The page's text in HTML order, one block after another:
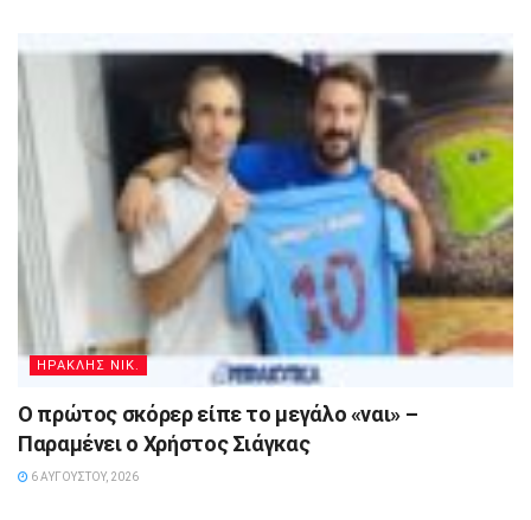
ΗΡΑΚΛΗΣ ΝΙΚ.
Ο πρώτος σκόρερ είπε το μεγάλο «ναι» –
Παραμένει ο Χρήστος Σιάγκας
6 ΑΥΓΟΎΣΤΟΥ, 2026